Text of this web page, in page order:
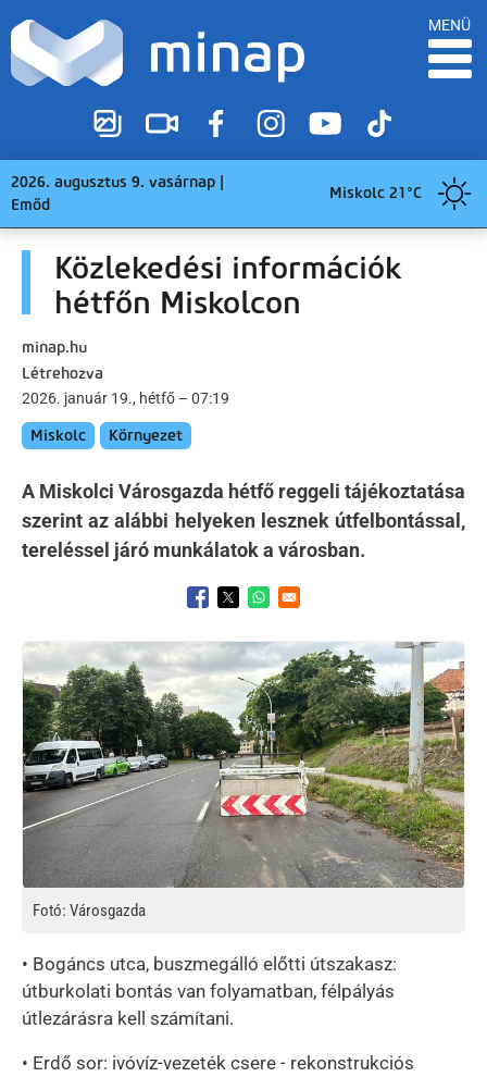
MENÜ
2026. augusztus 9. vasárnap |
Emőd
Miskolc 21°C
Közlekedési információk
hétfőn Miskolcon
minap.hu
Létrehozva
2026. január 19., hétfő – 07:19
Miskolc Környezet
A Miskolci Városgazda hétfő reggeli tájékoztatása
szerint az alábbi helyeken lesznek útfelbontással,
tereléssel járó munkálatok a városban.
Opens in a new window
Opens in a new window
Opens in a new window
Kép
Fotó: Városgazda
• Bogáncs utca, buszmegálló előtti útszakasz:
útburkolati bontás van folyamatban, félpályás
útlezárásra kell számítani.
• Erdő sor: ivóvíz-vezeték csere - rekonstrukciós